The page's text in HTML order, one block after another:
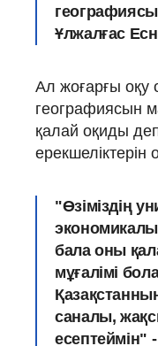
Ұлжалғас
Ал жоғарғы оқу
географиясын
қалай оқиды
"Өзіміздің
бала оны
мұғалімі
саналы,
есептеймін"